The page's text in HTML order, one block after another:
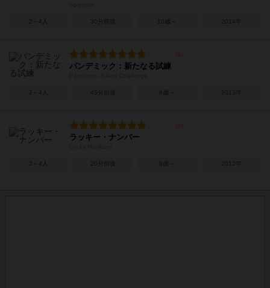
2～4人 30分前後 10歳～ 2014年
パンデミック：新たなる試練
2～4人 45分前後 8歳～ 2013年
ラッキー・ナンバー
2～4人 20分前後 8歳～ 2012年